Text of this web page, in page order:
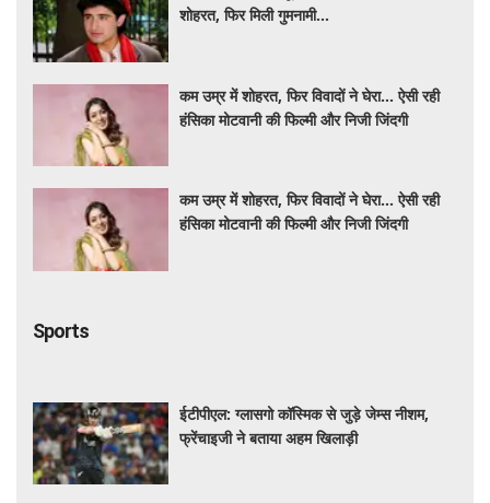
शोहरत, फिर मिली गुमनामी...
कम उम्र में शोहरत, फिर विवादों ने घेरा… ऐसी रही
हंसिका मोटवानी की फिल्मी और निजी जिंदगी
कम उम्र में शोहरत, फिर विवादों ने घेरा… ऐसी रही
हंसिका मोटवानी की फिल्मी और निजी जिंदगी
Sports
ईटीपीएल: ग्लासगो कॉस्मिक से जुड़े जेम्स नीशम,
फ्रेंचाइजी ने बताया अहम खिलाड़ी